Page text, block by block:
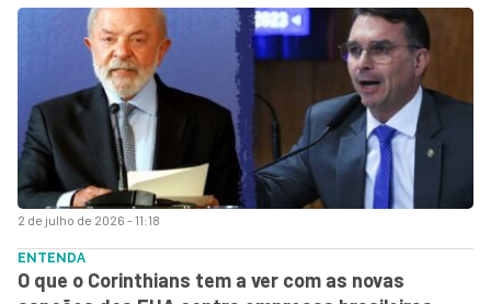
2 de julho de 2026 - 11:18
ENTENDA
O que o Corinthians tem a ver com as novas